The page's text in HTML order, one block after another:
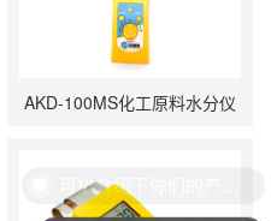
AKD-100MS化工原料水分仪